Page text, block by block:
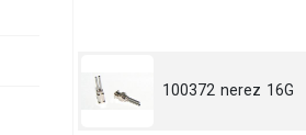
100372 nerez 16G